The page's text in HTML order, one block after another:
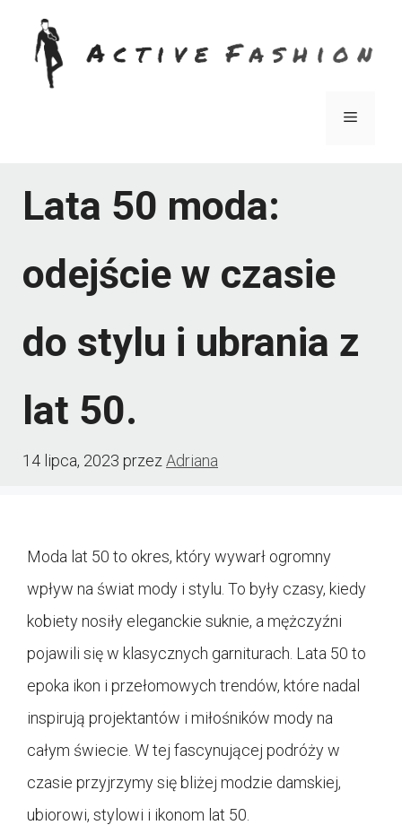
Przejdź
Menu
Lata 50 moda:
odejście w czasie
do stylu i ubrania z
lat 50.
14 lipca, 2023 przez Adriana
Moda lat 50 to okres, który wywarł ogromny
wpływ na świat mody i stylu. To były czasy, kiedy
kobiety nosiły eleganckie suknie, a mężczyźni
pojawili się w klasycznych garniturach. Lata 50 to
epoka ikon i przełomowych trendów, które nadal
inspirują projektantów i miłośników mody na
całym świecie. W tej fascynującej podróży w
czasie przyjrzymy się bliżej modzie damskiej,
ubiorowi, stylowi i ikonom lat 50.